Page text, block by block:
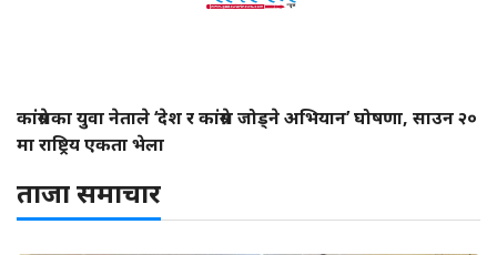
कांग्रेसका युवा नेताले ‘देश र कांग्रेस जोड्ने अभियान’ घोषणा, साउन २०
मा राष्ट्रिय एकता भेला
ताजा समाचार